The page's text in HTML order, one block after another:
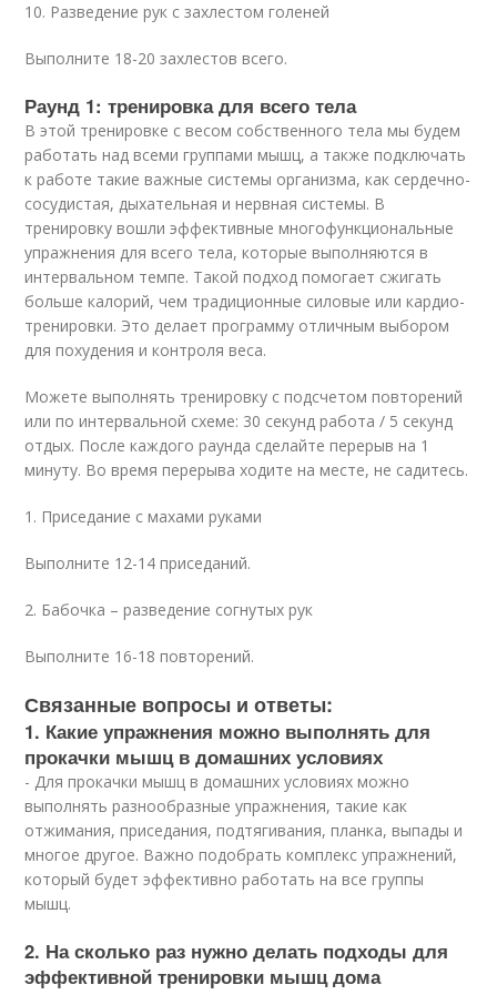
10. Разведение рук с захлестом голеней
Выполните 18-20 захлестов всего.
Раунд 1: тренировка для всего тела
В этой тренировке с весом собственного тела мы будем
работать над всеми группами мышц, а также подключать
к работе такие важные системы организма, как сердечно-
сосудистая, дыхательная и нервная системы. В
тренировку вошли эффективные многофункциональные
упражнения для всего тела, которые выполняются в
интервальном темпе. Такой подход помогает сжигать
больше калорий, чем традиционные силовые или кардио-
тренировки. Это делает программу отличным выбором
для похудения и контроля веса.
Можете выполнять тренировку с подсчетом повторений
или по интервальной схеме: 30 секунд работа / 5 секунд
отдых. После каждого раунда сделайте перерыв на 1
минуту. Во время перерыва ходите на месте, не садитесь.
1. Приседание с махами руками
Выполните 12-14 приседаний.
2. Бабочка – разведение согнутых рук
Выполните 16-18 повторений.
Связанные вопросы и ответы:
1. Какие упражнения можно выполнять для
прокачки мышц в домашних условиях
- Для прокачки мышц в домашних условиях можно
выполнять разнообразные упражнения, такие как
отжимания, приседания, подтягивания, планка, выпады и
многое другое. Важно подобрать комплекс упражнений,
который будет эффективно работать на все группы
мышц.
2. На сколько раз нужно делать подходы для
эффективной тренировки мышц дома